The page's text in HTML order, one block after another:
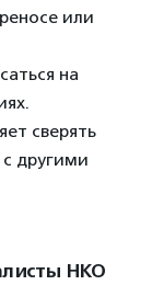
или
на
сверять
другими
НКО